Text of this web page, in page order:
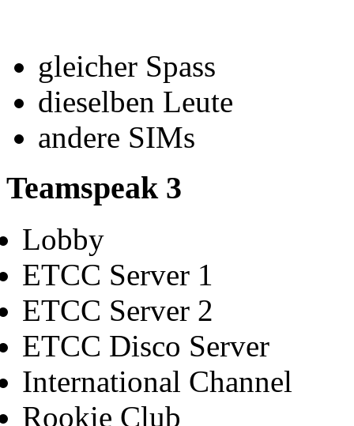
gleicher Spass
dieselben Leute
andere SIMs
Teamspeak 3
Lobby
ETCC Server 1
ETCC Server 2
ETCC Disco Server
International Channel
Rookie Club